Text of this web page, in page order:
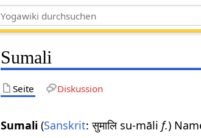
Sumali
Seite Diskussion
Sumali (Sanskrit: सुमालि su-māli f.)